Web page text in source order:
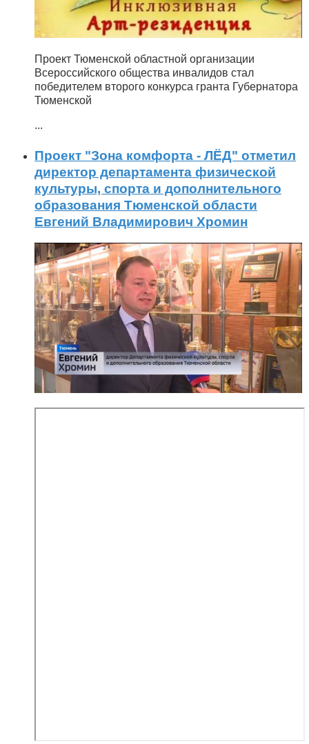
Проект Тюменской областной организации
Всероссийского общества инвалидов стал
победителем второго конкурса гранта Губернатора
Тюменской
...
Проект "Зона комфорта - ЛЁД" отметил
директор департамента физической
культуры, спорта и дополнительного
образования Тюменской области
Евгений Владимирович Хромин